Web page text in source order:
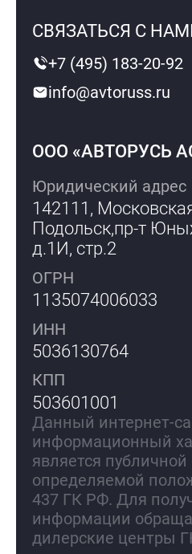
СВЯЗАТЬСЯ С
+7 (495) 183-20-92
info@avtoruss.ru
ООО «АВТОРУСЬ
Юридический адрес
142111,
Подольск,пр-т
д.1И, стр.2
ОГРН
1135074006033
ИНН
5036130764
КПП
503601001
Данный интернет-
информационный
является
определяемой
437 ГК РФ. Для
информации
дилерские центры